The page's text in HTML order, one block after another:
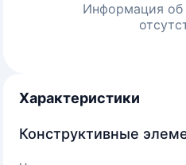
Информация об
Характеристики
Конструктивные